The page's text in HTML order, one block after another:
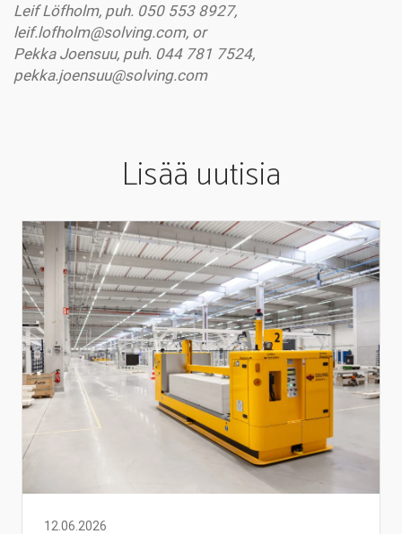
Leif Löfholm, puh. 050 553 8927,
leif.lofholm@solving.com, or
Pekka Joensuu, puh. 044 781 7524,
pekka.joensuu@solving.com
Lisää uutisia
12.06.2026